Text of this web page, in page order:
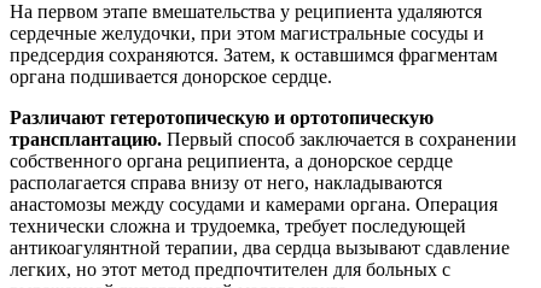
На первом этапе вмешательства у реципиента удаляются
сердечные желудочки, при этом магистральные сосуды и
предсердия сохраняются. Затем, к оставшимся фрагментам
органа подшивается донорское сердце.
Различают гетеротопическую и ортотопическую
трансплантацию. Первый способ заключается в сохранении
собственного органа реципиента, а донорское сердце
располагается справа внизу от него, накладываются
анастомозы между сосудами и камерами органа. Операция
технически сложна и трудоемка, требует последующей
антикоагулянтной терапии, два сердца вызывают сдавление
легких, но этот метод предпочтителен для больных с